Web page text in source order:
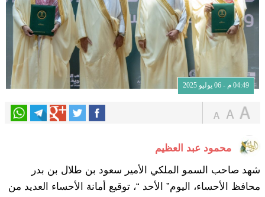
04:49 م - 06 يوليو 2025
محمود عبد العظيم
شهد صاحب السمو الملكي الأمير سعود بن طلال بن بدر
محافظ الأحساء، اليوم” الأحد “، توقيع أمانة الأحساء العديد من